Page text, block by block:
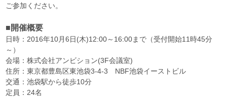
ご参加ください。
■開催概要
日時：2016年10月6日(木)12:00～16:00まで（受付開始11時45分
～）
会場：株式会社アンビション(3F会議室)
住所：東京都豊島区東池袋3-4-3 NBF池袋イーストビル
交通：池袋駅から徒歩10分
定員：24名